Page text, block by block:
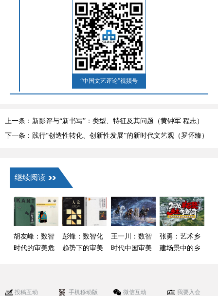
“中国文艺评论”视频号
上一条：新影评与“新书写”：类型、特征及其问题（黄钟军 程志）
下一条：践行“创造性转化、创新性发展”的新时代文艺观（罗怀臻）
继续阅读
胡友峰：数智
时代的审美危
彭锋：数智化
趋势下的审美
王一川：数智
时代中国审美
张勇：艺术乡
建场景中的乡
投稿互动 手机移动版 微信互动 我要入会